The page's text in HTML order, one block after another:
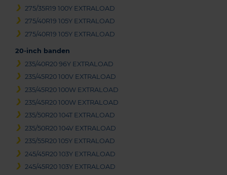
275/35R19 100Y EXTRALOAD
275/40R19 105Y EXTRALOAD
275/40R19 105Y EXTRALOAD
20-inch banden
235/40R20 96Y EXTRALOAD
235/45R20 100V EXTRALOAD
235/45R20 100W EXTRALOAD
235/45R20 100W EXTRALOAD
235/50R20 104T EXTRALOAD
235/50R20 104V EXTRALOAD
235/55R20 105Y EXTRALOAD
245/45R20 103Y EXTRALOAD
245/45R20 103Y EXTRALOAD